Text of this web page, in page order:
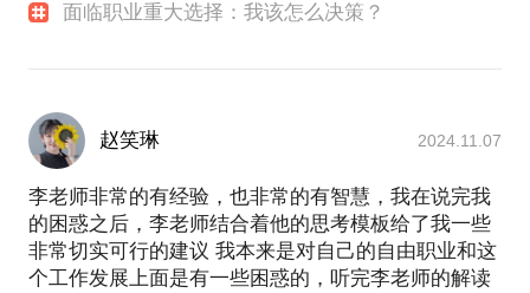
面临职业重大选择：我该怎么决策？
赵笑琳 2024.11.07
李老师非常的有经验，也非常的有智慧，我在说完我
的困惑之后，李老师结合着他的思考模板给了我一些
非常切实可行的建议 我本来是对自己的自由职业和这
个工作发展上面是有一些困惑的，听完李老师的解读